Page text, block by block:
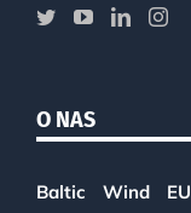
O NAS
Baltic Wind EU